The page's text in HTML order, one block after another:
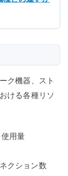
ク機器、スト
ける各種リソ
用量
クション数